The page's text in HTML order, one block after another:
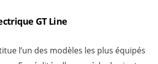
GT Line
l’un des modèles les plus équipés